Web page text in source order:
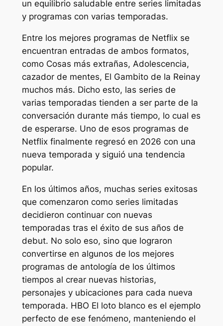
un equilibrio saludable entre series limitadas
y programas con varias temporadas.
Entre los mejores programas de Netflix se
encuentran entradas de ambos formatos,
como Cosas más extrañas, Adolescencia,
cazador de mentes, El Gambito de la Reinay
muchos más. Dicho esto, las series de
varias temporadas tienden a ser parte de la
conversación durante más tiempo, lo cual es
de esperarse. Uno de esos programas de
Netflix finalmente regresó en 2026 con una
nueva temporada y siguió una tendencia
popular.
En los últimos años, muchas series exitosas
que comenzaron como series limitadas
decidieron continuar con nuevas
temporadas tras el éxito de sus años de
debut. No solo eso, sino que lograron
convertirse en algunos de los mejores
programas de antología de los últimos
tiempos al crear nuevas historias,
personajes y ubicaciones para cada nueva
temporada. HBO El loto blanco es el ejemplo
perfecto de ese fenómeno, manteniendo el